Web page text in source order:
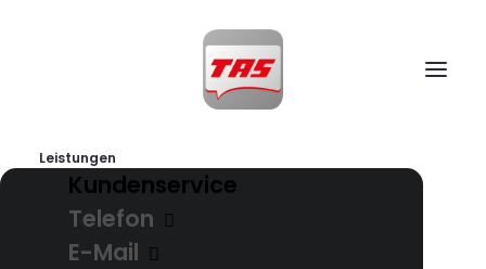
Leistungen
Kundenservice
Telefon
E-Mail